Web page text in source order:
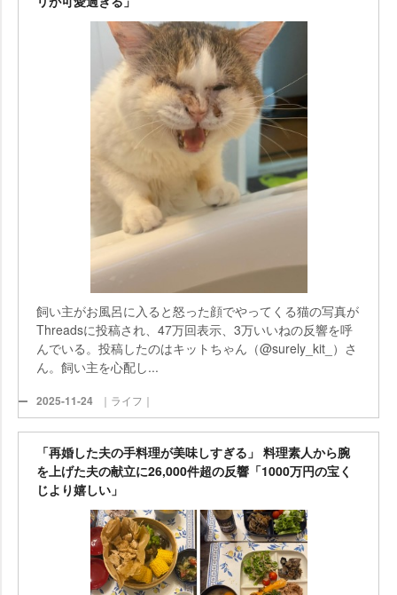
飼い主がお風呂に入ると怒った顔でやってくる猫の写真が
Threadsに投稿され、47万回表示、3万いいねの反響を呼
んでいる。投稿したのはキットちゃん（@surely_kit_）さ
ん。飼い主を心配し...
2025-11-24 ｜ライフ｜
「再婚した夫の手料理が美味しすぎる」 料理素人から腕
を上げた夫の献立に26,000件超の反響「1000万円の宝く
じより嬉しい」